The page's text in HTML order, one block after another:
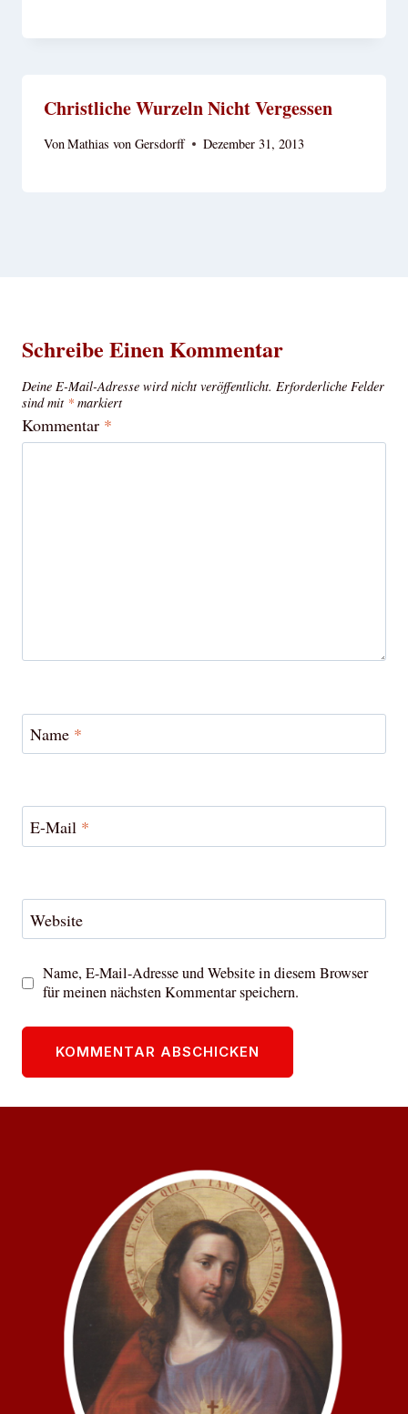
Christliche Wurzeln Nicht Vergessen
VonMathias von Gersdorff Dezember 31, 2013
Schreibe Einen Kommentar
Deine E-Mail-Adresse wird nicht veröffentlicht. Erforderliche Felder
sind mit * markiert
Kommentar *
Name *
E-Mail *
Website
Name, E-Mail-Adresse und Website in diesem Browser
für meinen nächsten Kommentar speichern.